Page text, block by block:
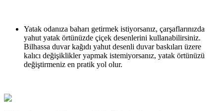
Yatak odanıza baharı getirmek istiyorsanız, çarşaflarınızda
yahut yatak örtünüzde çiçek desenlerini kullanabilirsiniz.
Bilhassa duvar kağıdı yahut desenli duvar baskıları üzere
kalıcı değişiklikler yapmak istemiyorsanız, yatak örtünüzü
değiştirmeniz en pratik yol olur.